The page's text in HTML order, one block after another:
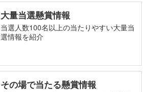
大量当選懸賞情報
当選人数100名以上の当たりやすい大量当
選情報を紹介
その場で当たる懸賞情報